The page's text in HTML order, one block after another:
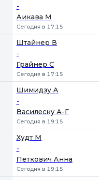
-
Аикава М
Сегодня в 17:15
Штайнер В
-
Грайнер С
Сегодня в 17:15
Шимидзу А
-
Василеску А-Г
Сегодня в 19:15
Худт М
-
Петкович Анна
Сегодня в 19:15